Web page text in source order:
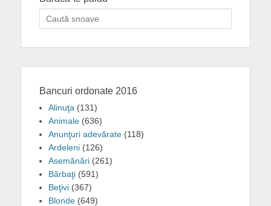
Search
for:
Bancuri ordonate 2016
Alinuţa (131)
Animale (636)
Anunţuri adevărate (118)
Ardeleni (126)
Asemănări (261)
Bărbaţi (591)
Beţivi (367)
Blonde (649)